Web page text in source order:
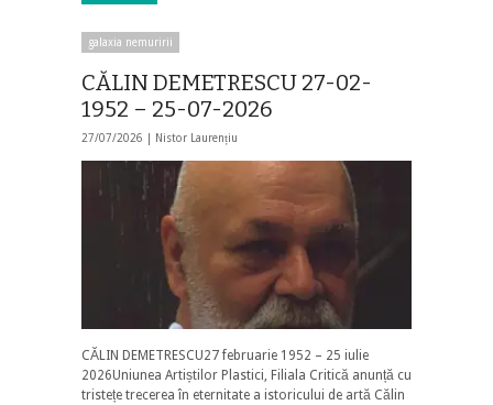
galaxia nemuririi
CĂLIN DEMETRESCU 27-02-
1952 – 25-07-2026
27/07/2026 | Nistor Laurențiu
CĂLIN DEMETRESCU27 februarie 1952 – 25 iulie
2026Uniunea Artiștilor Plastici, Filiala Critică anunță cu
tristețe trecerea în eternitate a istoricului de artă Călin